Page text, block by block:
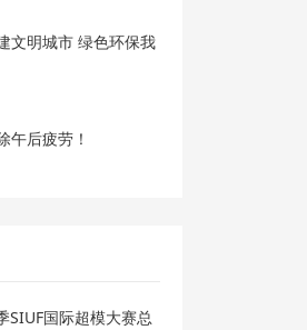
文明城市 绿色环保我
午后疲劳！
SIUF国际超模大赛总